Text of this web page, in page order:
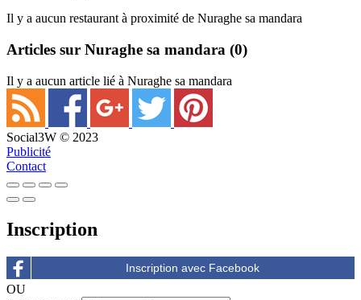
Il y a aucun restaurant à proximité de Nuraghe sa mandara
Articles sur Nuraghe sa mandara (0)
Il y a aucun article lié à Nuraghe sa mandara
Social3W © 2023
Publicité
Contact
Inscription
OU